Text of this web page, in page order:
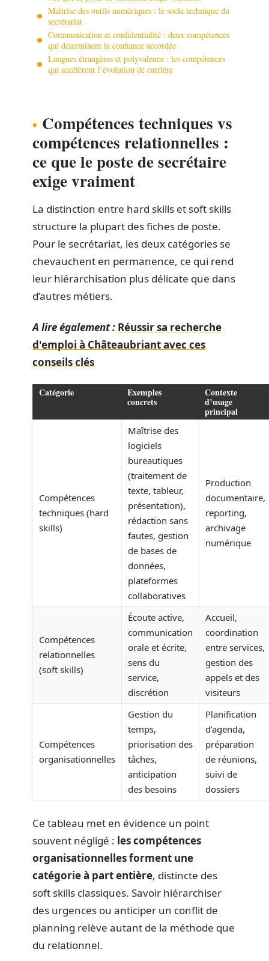
Maîtrise des outils numériques : le socle technique du
secrétariat
Communication et confidentialité : deux compétences
qui déterminent la confiance accordée
Langues étrangères et polyvalence : les compétences
qui accélèrent l’évolution de carrière
Compétences techniques vs
compétences relationnelles :
ce que le poste de secrétaire
exige vraiment
La distinction entre hard skills et soft skills
structure la plupart des fiches de poste.
Pour le secrétariat, les deux catégories se
chevauchent en permanence, ce qui rend
leur hiérarchisation plus délicate que dans
d’autres métiers.
A lire également : Réussir sa recherche
d'emploi à Châteaubriant avec ces
conseils clés
Catégorie Exemples
concrets
Contexte
d’usage
principal
Compétences
techniques (hard
skills)
Maîtrise des
logiciels
bureautiques
(traitement de
texte, tableur,
présentation),
rédaction sans
fautes, gestion
de bases de
données,
plateformes
collaboratives
Production
documentaire,
reporting,
archivage
numérique
Compétences
relationnelles
(soft skills)
Écoute active,
communication
orale et écrite,
sens du
service,
discrétion
Accueil,
coordination
entre services,
gestion des
appels et des
visiteurs
Compétences
organisationnelles
Gestion du
temps,
priorisation des
tâches,
anticipation
des besoins
Planification
d’agenda,
préparation
de réunions,
suivi de
dossiers
Ce tableau met en évidence un point
souvent négligé : les compétences
organisationnelles forment une
catégorie à part entière, distincte des
soft skills classiques. Savoir hiérarchiser
des urgences ou anticiper un conflit de
planning relève autant de la méthode que
du relationnel.